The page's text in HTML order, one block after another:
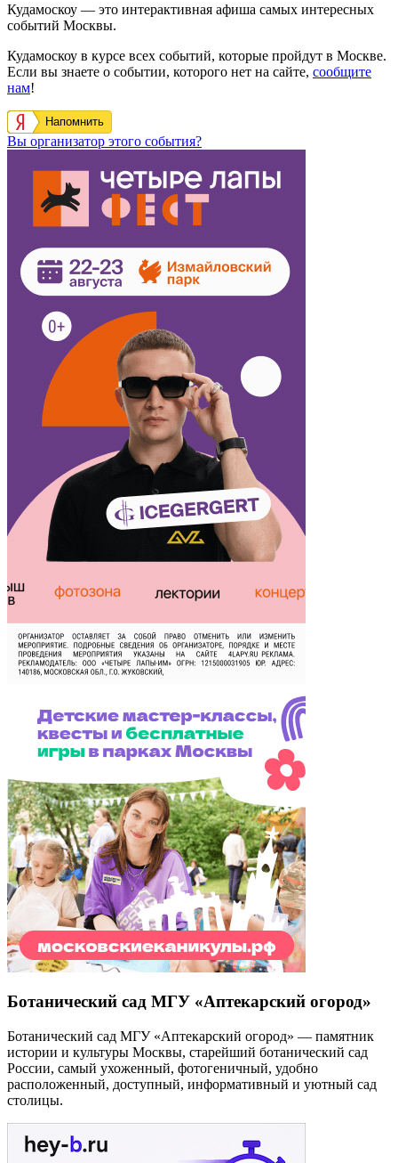
Кудамоскоу — это интерактивная афиша самых интересных
событий Москвы.
Кудамоскоу в курсе всех событий, которые пройдут в Москве.
Если вы знаете о событии, которого нет на сайте, сообщите
нам!
Напомнить
Вы организатор этого события?
Ботанический сад МГУ «Аптекарский огород»
Ботанический сад МГУ «Аптекарский огород» — памятник
истории и культуры Москвы, старейший ботанический сад
России, самый ухоженный, фотогеничный, удобно
расположенный, доступный, информативный и уютный сад
столицы.